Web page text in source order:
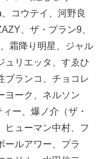
OSAKA」出演者】
アキナ、稲田直樹
、インディアンス、
ド、蛙亭、カベポ
レス（紅しょう
コウテイ、河野良
、ザ・プラン9、
霜降り明星、ジャル